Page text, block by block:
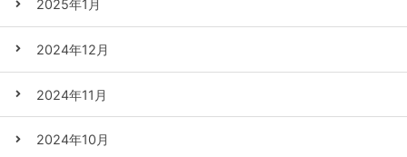
2025年1月
2024年12月
2024年11月
2024年10月